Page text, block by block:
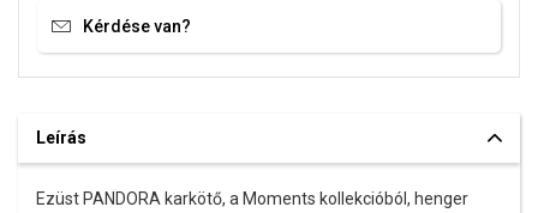
Kérdése van?
Leírás
Ezüst PANDORA karkötő, a Moments kollekcióból, henger